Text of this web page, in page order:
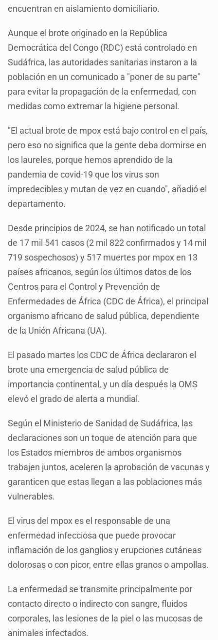
encuentran en aislamiento domiciliario.
Aunque el brote originado en la República
Democrática del Congo (RDC) está controlado en
Sudáfrica, las autoridades sanitarias instaron a la
población en un comunicado a "poner de su parte"
para evitar la propagación de la enfermedad, con
medidas como extremar la higiene personal.
"El actual brote de mpox está bajo control en el país,
pero eso no significa que la gente deba dormirse en
los laureles, porque hemos aprendido de la
pandemia de covid-19 que los virus son
impredecibles y mutan de vez en cuando", añadió el
departamento.
Desde principios de 2024, se han notificado un total
de 17 mil 541 casos (2 mil 822 confirmados y 14 mil
719 sospechosos) y 517 muertes por mpox en 13
países africanos, según los últimos datos de los
Centros para el Control y Prevención de
Enfermedades de África (CDC de África), el principal
organismo africano de salud pública, dependiente
de la Unión Africana (UA).
El pasado martes los CDC de África declararon el
brote una emergencia de salud pública de
importancia continental, y un día después la OMS
elevó el grado de alerta a mundial.
Según el Ministerio de Sanidad de Sudáfrica, las
declaraciones son un toque de atención para que
los Estados miembros de ambos organismos
trabajen juntos, aceleren la aprobación de vacunas y
garanticen que estas llegan a las poblaciones más
vulnerables.
El virus del mpox es el responsable de una
enfermedad infecciosa que puede provocar
inflamación de los ganglios y erupciones cutáneas
dolorosas o con picor, entre ellas granos o ampollas.
La enfermedad se transmite principalmente por
contacto directo o indirecto con sangre, fluidos
corporales, las lesiones de la piel o las mucosas de
animales infectados.